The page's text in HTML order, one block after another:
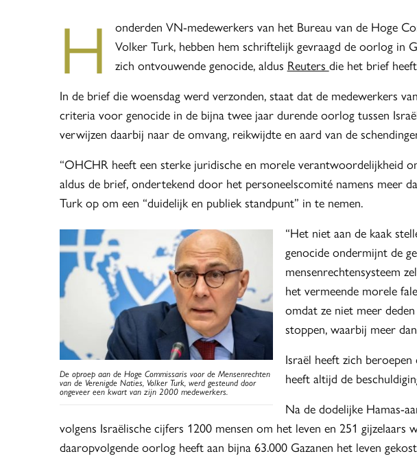
H
onderden VN-medewerkers van het Bureau van de Hoge
Volker Turk, hebben hem schriftelijk gevraagd de oorlog in
zich ontvouwende genocide, aldus Reuters die het brief
In de brief die woensdag werd verzonden, staat dat de medewerkers
criteria voor genocide in de bijna twee jaar durende oorlog tussen
verwijzen daarbij naar de omvang, reikwijdte en aard van de
“OHCHR heeft een sterke juridische en morele verantwoordelijkheid
aldus de brief, ondertekend door het personeelscomité namens meer
Turk op om een “duidelijk en publiek standpunt” in te nemen.
De oproep aan de Hoge Commissaris voor de Mensenrechten
van de Verenigde Naties, Volker Turk, werd gesteund door
ongeveer een kwart van zijn 2000 medewerkers.
“Het niet aan de kaak
genocide ondermijnt de
mensenrechtensysteem
het vermeende morele
omdat ze niet meer
stoppen, waarbij meer
Israël heeft zich
heeft altijd de
Na de dodelijke Hamas-
volgens Israëlische cijfers 1200 mensen om het leven en 251 gijzelaars
daaropvolgende oorlog heeft aan bijna 63.000 Gazanen het leven